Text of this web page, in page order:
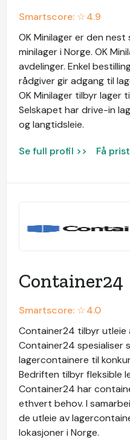
Smartscore: ☆4.9
OK Minilager er den
minilager i Norge. OK
avdelinger. Enkel
rådgiver gir adgang til
OK Minilager tilbyr lager
Selskapet har drive-in
og langtidsleie.
Se full profil >> Få
Container24
Smartscore: ☆4.0
Container24 tilbyr utleie
Container24 spesialiser
lagercontainere til
Bedriften tilbyr fleksible
Container24 har
ethvert behov. I
de utleie av
lokasjoner i Norge.